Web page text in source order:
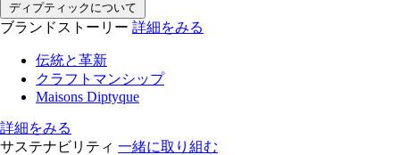
ディプティックについて
ブランドストーリー 詳細をみる
伝統と革新
クラフトマンシップ
Maisons Diptyque
詳細をみる
サステナビリティ 一緒に取り組む